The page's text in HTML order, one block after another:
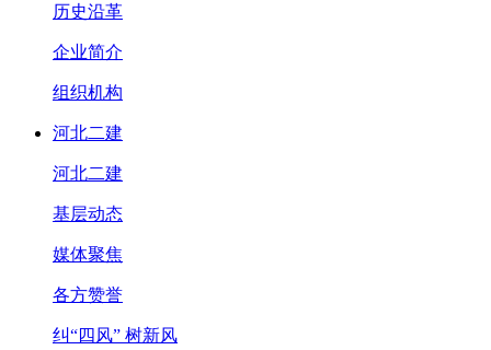
历史沿革
企业简介
组织机构
河北二建
河北二建
基层动态
媒体聚焦
各方赞誉
纠“四风” 树新风